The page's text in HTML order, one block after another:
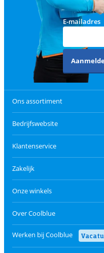
E-mailadres
Ons assortiment
Bedrijfswebsite
Klantenservice
Zakelijk
Onze winkels
Over Coolblue
Werken bij Coolblue